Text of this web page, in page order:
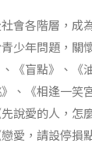
會各階層，成
少年問題，關
《盲點》、《
、《相逢一笑
說愛的人，怎
愛，請設停損